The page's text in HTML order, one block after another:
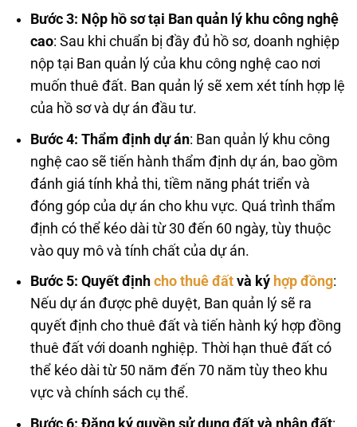
Bước 3: Nộp hồ sơ tại Ban quản lý khu công nghệ
cao: Sau khi chuẩn bị đầy đủ hồ sơ, doanh nghiệp
nộp tại Ban quản lý của khu công nghệ cao nơi
muốn thuê đất. Ban quản lý sẽ xem xét tính hợp lệ
của hồ sơ và dự án đầu tư.
Bước 4: Thẩm định dự án: Ban quản lý khu công
nghệ cao sẽ tiến hành thẩm định dự án, bao gồm
đánh giá tính khả thi, tiềm năng phát triển và
đóng góp của dự án cho khu vực. Quá trình thẩm
định có thể kéo dài từ 30 đến 60 ngày, tùy thuộc
vào quy mô và tính chất của dự án.
Bước 5: Quyết địnhcho thuê đấtvà kýhợp đồng:
Nếu dự án được phê duyệt, Ban quản lý sẽ ra
quyết định cho thuê đất và tiến hành ký hợp đồng
thuê đất với doanh nghiệp. Thời hạn thuê đất có
thể kéo dài từ 50 năm đến 70 năm tùy theo khu
vực và chính sách cụ thể.
Bước 6: Đăng ký quyền sử dụng đất và nhận đất: